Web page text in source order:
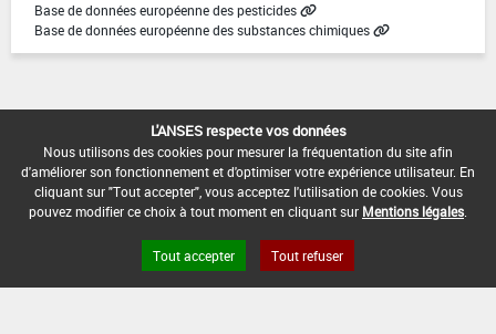
Base de données européenne des pesticides
Base de données européenne des substances chimiques
Version du produit : v3.1
L'ANSES respecte vos données
Nous utilisons des cookies pour mesurer la fréquentation du site afin
d'améliorer son fonctionnement et d'optimiser votre expérience utilisateur. En
cliquant sur "Tout accepter", vous acceptez l'utilisation de cookies. Vous
pouvez modifier ce choix à tout moment en cliquant sur Mentions légales
Tout accepter Tout refuser